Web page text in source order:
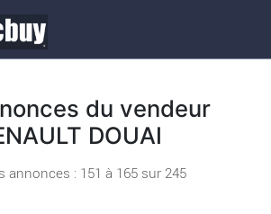
du vendeur
DOUAI
annonces : 151 à 165 sur 245